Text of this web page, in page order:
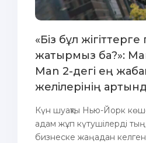
«Біз бұл жігіттерге
жатырмыз ба?»:
Man 2-дегі ең
желілерінің
Күн шуақты Нью-Йорк
адам жұп күтушілерді
бизнеске жаңадан